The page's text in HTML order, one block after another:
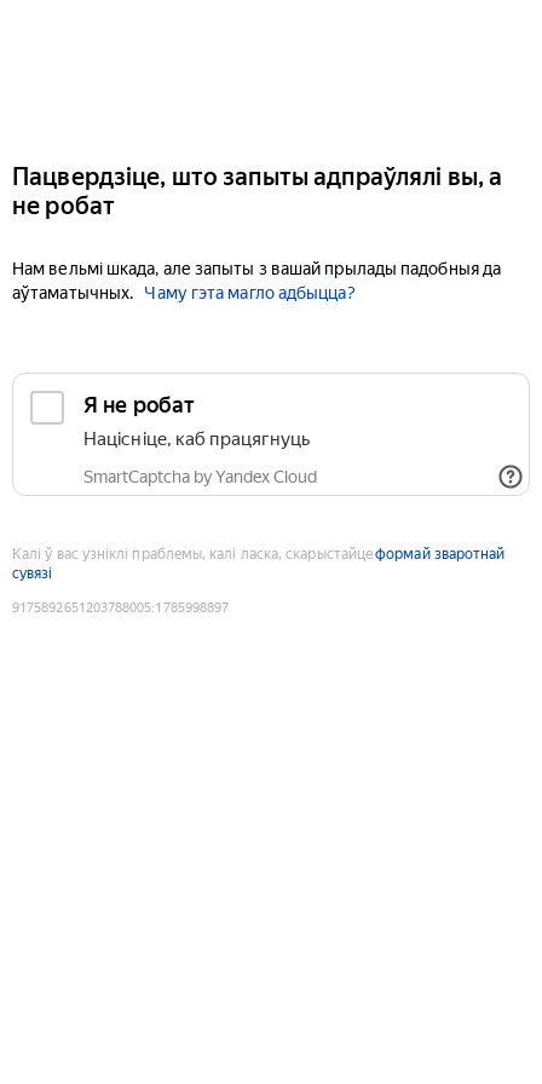
Пацвердзіце, што запыты адпраўлялі вы, а
не робат
Нам вельмі шкада, але запыты з вашай прылады падобныя да
аўтаматычных.
Чаму гэта магло адбыцца?
Я не робат
Націсніце, каб працягнуць
SmartCaptcha by Yandex Cloud
Калі ў вас узніклі праблемы, калі ласка, скарыстайцеформай зваротнай
сувязі
9175892651203788005:1785998897